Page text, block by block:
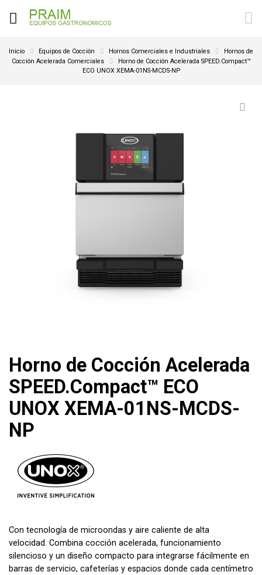
Inicio Equipos de Cocción Hornos Comerciales e Industriales
Hornos de
Cocción Acelerada Comerciales
Horno de Cocción Acelerada SPEED.Compact™
ECO UNOX XEMA-01NS-MCDS-NP
Horno de Cocción Acelerada
SPEED.Compact™ ECO
UNOX XEMA-01NS-MCDS-
NP
Con tecnología de microondas y aire caliente de alta
velocidad. Combina cocción acelerada, funcionamiento
silencioso y un diseño compacto para integrarse fácilmente en
barras de servicio, cafeterías y espacios donde cada centímetro